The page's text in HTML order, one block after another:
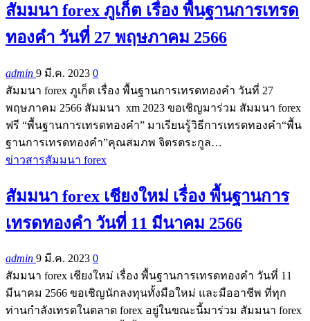
สัมมนา forex ภูเก็ต เรื่อง พื้นฐานการเทรด
ทองคำ วันที่ 27 พฤษภาคม 2566
admin 9 มี.ค. 2023 0
สัมมนา forex ภูเก็ต เรื่อง พื้นฐานการเทรดทองคำ วันที่ 27
พฤษภาคม 2566 สัมมนา xm 2023 ขอเชิญมาร่วม สัมมนา forex
ฟรี “พื้นฐานการเทรดทองคำ” มาเรียนรู้วิธีการเทรดทองคำ“พื้น
ฐานการเทรดทองคำ”คุณสมภพ จิตรตระกูล…
ข่าวสารสัมมนา forex
สัมมนา forex เชียงใหม่ เรื่อง พื้นฐานการ
เทรดทองคำ วันที่ 11 มีนาคม 2566
admin 9 มี.ค. 2023 0
สัมมนา forex เชียงใหม่ เรื่อง พื้นฐานการเทรดทองคำ วันที่ 11
มีนาคม 2566 ขอเชิญนักลงทุนทั้งมือใหม่ และมืออาชีพ ที่ทุก
ท่านกำลังเทรดในตลาด forex อยู่ในขณะนี้มาร่วม สัมมนา forex